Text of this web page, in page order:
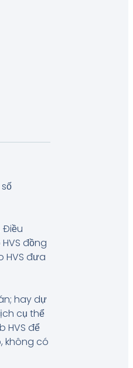
Điều
đồng
HVS đưa
hay dự
cụ thể
HVS để
không có